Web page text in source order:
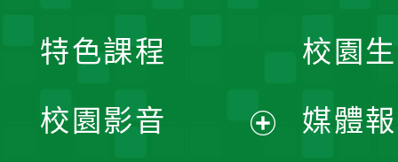
校園
媒體
特色課程
校園影音